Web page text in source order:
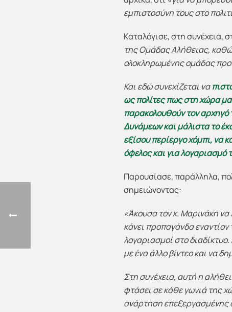
εμπιστοσύνη τους στο
Καταλόγισε, στη συνέχεια,
της Ομάδας Αλήθειας,
ολοκληρωμένης ομάδας
Και εδώ συνεχίζεται να
ως πολίτες πως στη χώρα
παρακολουθούν τον αρχηγό
Δυνάμεων και μάλιστα το
εξίσου περίεργο χόμπι, να
όφελος και για
Παρουσίασε, παράλληλα,
σημειώνοντας:
«Άκουσα τον κ. Μαρινάκη να
κάνει προπαγάνδα
λογαριασμοί στο
με ένα άλλο βίντεο και να
Στη συνέχεια, αυτή η
φτάσει σε κάθε γωνιά της
ανάρτηση επεξεργασμένης